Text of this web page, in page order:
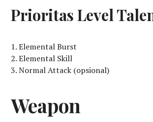
Prioritas Level
Elemental Burst
Elemental Skill
Normal Attack (opsional)
Weapon